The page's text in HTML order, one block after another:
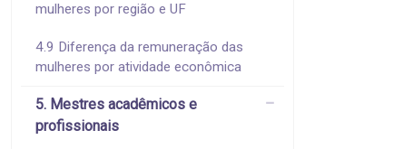
mulheres por região e UF
4.9 Diferença da remuneração das
mulheres por atividade econômica
5. Mestres acadêmicos e
profissionais